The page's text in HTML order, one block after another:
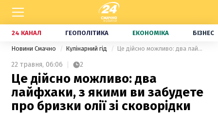
24 КАНАЛ ГЕОПОЛІТИКА ЕКОНОМІКА БІЗНЕС
Новини Смачно Кулінарний гід Це дійсно можливо: два лайфхаки, з якими ви забудете про бризки олії зі сковорідки
22 травня, 06:06 2
Це дійсно можливо: два
лайфхаки, з якими ви забудете
про бризки олії зі сковорідки